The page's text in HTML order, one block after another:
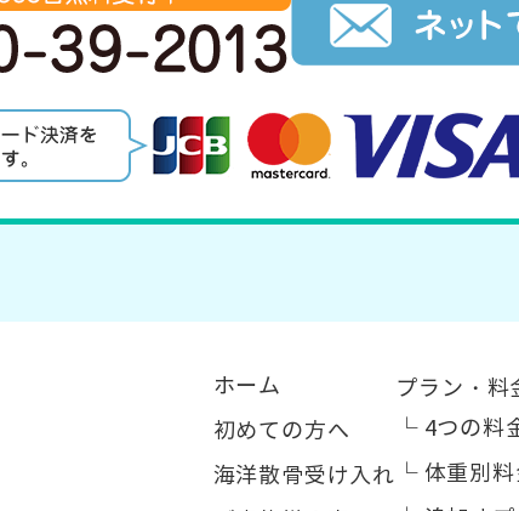
ホーム
初めての方へ
海洋散骨受け入れ
プラン・料
└ 4つの料
└ 体重別